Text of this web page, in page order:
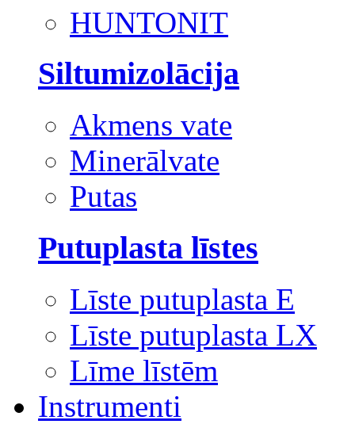
HUNTONIT
Siltumizolācija
Akmens vate
Minerālvate
Putas
Putuplasta līstes
Līste putuplasta E
Līste putuplasta LX
Līme līstēm
Instrumenti